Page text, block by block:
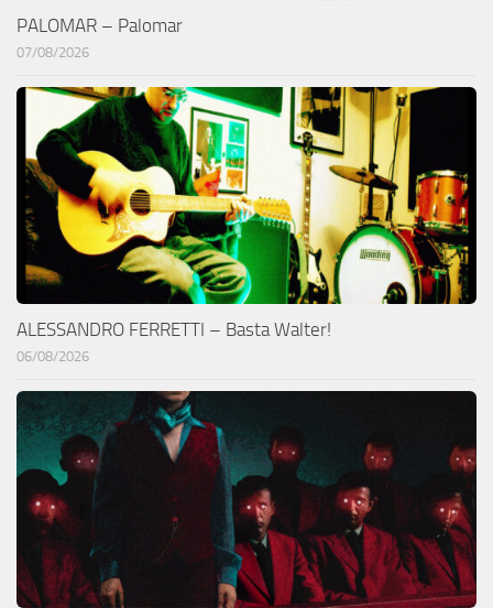
PALOMAR – Palomar
07/08/2026
ALESSANDRO FERRETTI – Basta Walter!
06/08/2026